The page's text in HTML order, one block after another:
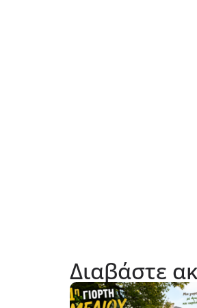
Διαβάστε